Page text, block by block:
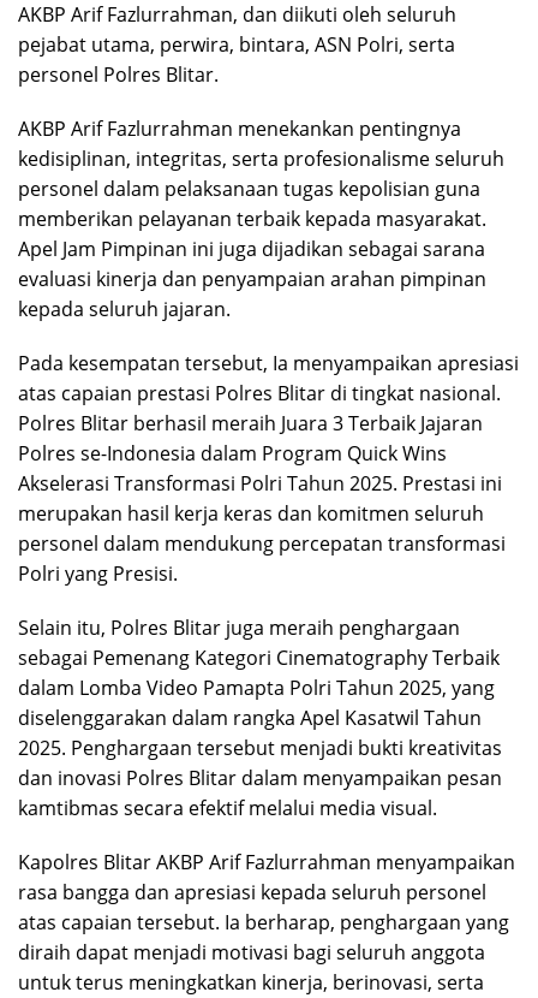
AKBP Arif Fazlurrahman, dan diikuti oleh seluruh
pejabat utama, perwira, bintara, ASN Polri, serta
personel Polres Blitar.
AKBP Arif Fazlurrahman menekankan pentingnya
kedisiplinan, integritas, serta profesionalisme seluruh
personel dalam pelaksanaan tugas kepolisian guna
memberikan pelayanan terbaik kepada masyarakat.
Apel Jam Pimpinan ini juga dijadikan sebagai sarana
evaluasi kinerja dan penyampaian arahan pimpinan
kepada seluruh jajaran.
Pada kesempatan tersebut, Ia menyampaikan apresiasi
atas capaian prestasi Polres Blitar di tingkat nasional.
Polres Blitar berhasil meraih Juara 3 Terbaik Jajaran
Polres se-Indonesia dalam Program Quick Wins
Akselerasi Transformasi Polri Tahun 2025. Prestasi ini
merupakan hasil kerja keras dan komitmen seluruh
personel dalam mendukung percepatan transformasi
Polri yang Presisi.
Selain itu, Polres Blitar juga meraih penghargaan
sebagai Pemenang Kategori Cinematography Terbaik
dalam Lomba Video Pamapta Polri Tahun 2025, yang
diselenggarakan dalam rangka Apel Kasatwil Tahun
2025. Penghargaan tersebut menjadi bukti kreativitas
dan inovasi Polres Blitar dalam menyampaikan pesan
kamtibmas secara efektif melalui media visual.
Kapolres Blitar AKBP Arif Fazlurrahman menyampaikan
rasa bangga dan apresiasi kepada seluruh personel
atas capaian tersebut. Ia berharap, penghargaan yang
diraih dapat menjadi motivasi bagi seluruh anggota
untuk terus meningkatkan kinerja, berinovasi, serta